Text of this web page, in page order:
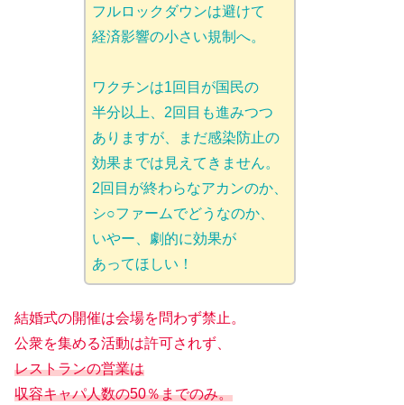
フルロックダウンは避けて
経済影響の小さい規制へ。
ワクチンは1回目が国民の
半分以上、2回目も進みつつ
ありますが、まだ感染防止の
効果までは見えてきません。
2回目が終わらなアカンのか、
シ○ファームでどうなのか、
いやー、劇的に効果が
あってほしい！
結婚式の開催は会場を問わず禁止。
公衆を集める活動は許可されず、
レストランの営業は
収容キャパ人数の50％までのみ。